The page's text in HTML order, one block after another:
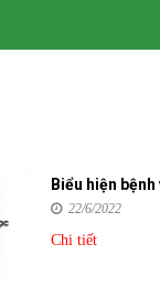
Biểu hiện
22/6/2022
Chi tiết